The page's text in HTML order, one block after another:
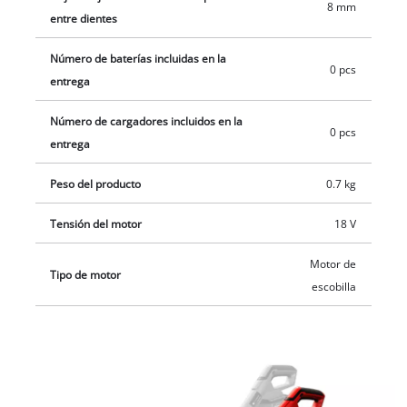
están disponibles por separado.
entre dientes
8 mm
Número de baterías incluidas en la
entrega
0 pcs
Número de cargadores incluidos en la
entrega
0 pcs
Peso del producto 0.7 kg
Tensión del motor 18 V
Tipo de motor
Motor de
escobilla